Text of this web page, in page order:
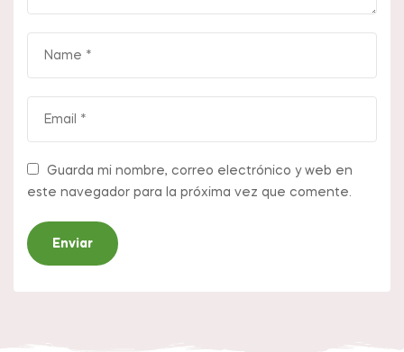
Guarda mi nombre, correo electrónico y web en
este navegador para la próxima vez que comente.